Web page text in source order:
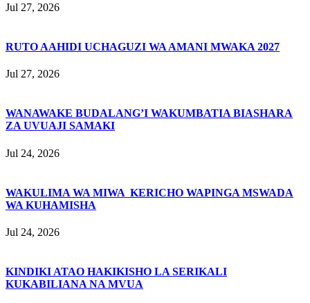
Jul 27, 2026
RUTO AAHIDI UCHAGUZI WA AMANI MWAKA 2027
Jul 27, 2026
WANAWAKE BUDALANG’I WAKUMBATIA BIASHARA
ZA UVUAJI SAMAKI
Jul 24, 2026
WAKULIMA WA MIWA KERICHO WAPINGA MSWADA
WA KUHAMISHA
Jul 24, 2026
KINDIKI ATAO HAKIKISHO LA SERIKALI
KUKABILIANA NA MVUA